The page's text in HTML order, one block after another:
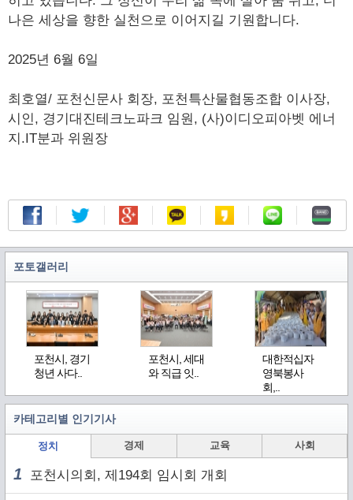
나은 세상을 향한 실천으로 이어지길 기원합니다.
2025년 6월 6일
최호열/ 포천신문사 회장, 포천특산물협동조합 이사장,
시인, 경기대진테크노파크 임원, (사)이디오피아벳 에너
지.IT분과 위원장
포토갤러리
포천시, 경기
청년 사다..
포천시, 세대
와 직급 잇..
대한적십자
영북봉사
회,..
카테고리별 인기기사
정치 경제 교육 사회
1 포천시의회, 제194회 임시회 개회